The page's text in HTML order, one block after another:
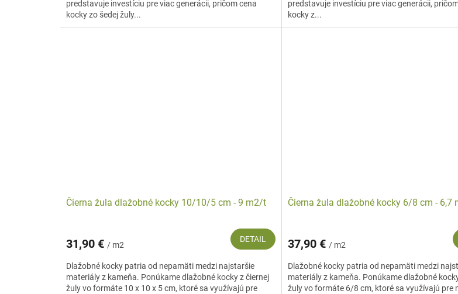
predstavuje investíciu pre viac generácii, pričom cena
kocky zo šedej žuly...
predstavuje investíciu pre viac generácii,
kocky z...
Čierna žula dlažobné kocky 10/10/5 cm - 9 m2/t
31,90 € / m2
DETAIL
Dlažobné kocky patria od nepamäti medzi najstaršie
materiály z kameňa. Ponúkame dlažobné kocky z čiernej
žuly vo formáte 10 x 10 x 5 cm, ktoré sa využívajú pre
Čierna žula dlažobné kocky 6/8 cm - 6,7
37,90 €/ m2
Dlažobné kocky patria od nepamäti medzi
materiály z kameňa. Ponúkame dlažobné
žuly vo formáte 6/8 cm, ktoré sa využívajú pre